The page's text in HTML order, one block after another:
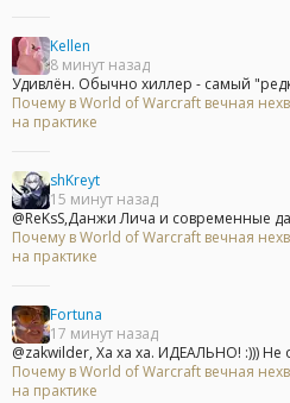
Kellen
8 минут назад
Удивлён. Обычно хиллер - самый
Почему в World of Warcraft вечная
на практике
shKreyt
15 минут назад
@ReKsS,Данжи Лича и современные
Почему в World of Warcraft вечная
на практике
Fortuna
17 минут назад
@zakwilder, Ха ха ха. ИДЕАЛЬНО! :))) Не
Почему в World of Warcraft вечная
на практике